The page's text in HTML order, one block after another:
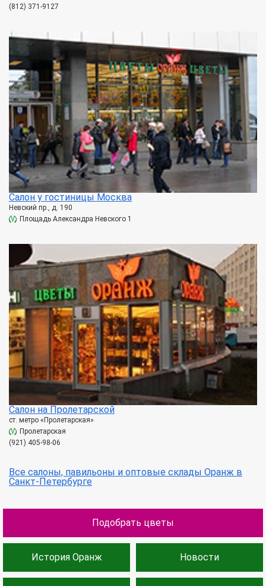
(812) 371-9127
Салон у гостиницы Москва
Невский пр., д. 190
Площадь Александра Невского 1
Салон на Пролетарской
ст. метро «Пролетарская»
Пролетарская
(921) 405-98-06
Все салоны, павильоны и оптовые склады Оранж в
Санкт-Петербурге
Подобрать цветы
История Оранж Новости